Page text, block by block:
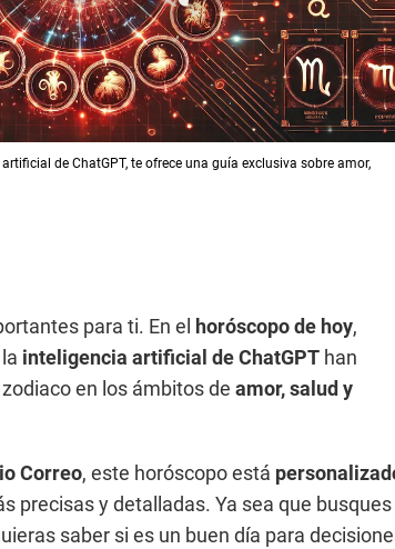
de ChatGPT, te ofrece una guía exclusiva sobre amor,
para ti. En el horóscopo de hoy,
inteligencia artificial de ChatGPT han
en los ámbitos de amor, salud y
Correo, este horóscopo está
precisas y detalladas. Ya sea que busques
saber si es un buen día para